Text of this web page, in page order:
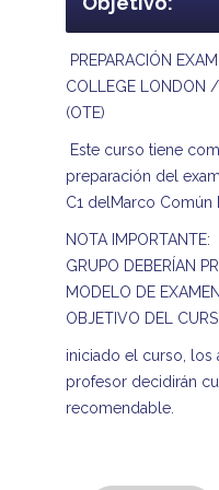
PREPARACIÓN
COLLEGE LONDON
(OTE)
Este curso tiene
preparación del
C1 delMarco Común
NOTA IMPORTANTE:
GRUPO DEBERÍAN
MODELO DE
OBJETIVO DEL
iniciado el curso, los
profesor decidirán
recomendable.